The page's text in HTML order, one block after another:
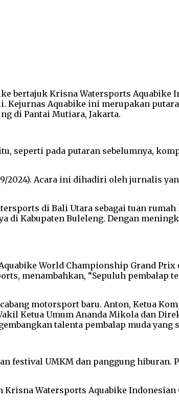
bertajuk Krisna Watersports Aquabike
Kejurnas Aquabike ini merupakan
di Pantai Mutiara, Jakarta.
seperti pada putaran sebelumnya,
Acara ini dihadiri oleh jurnalis
di Bali Utara sebagai tuan
Kabupaten Buleleng. Dengan
World Championship Grand
menambahkan, “Sepuluh pembalap
motorsport baru. Anton, Ketua
Ketua Umum Ananda Mikola dan
talenta pembalap muda yang
UMKM dan panggung hiburan.
Watersports Aquabike